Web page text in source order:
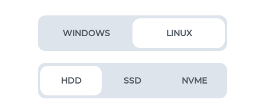
WINDOWS LINUX
HDD SSD NVME